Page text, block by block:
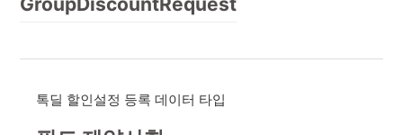
톡딜 할인설정 등록 데이터 타입